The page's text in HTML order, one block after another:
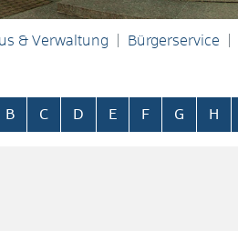
& Verwaltung Bürgerservice
Register überspringen
B C D E F G H